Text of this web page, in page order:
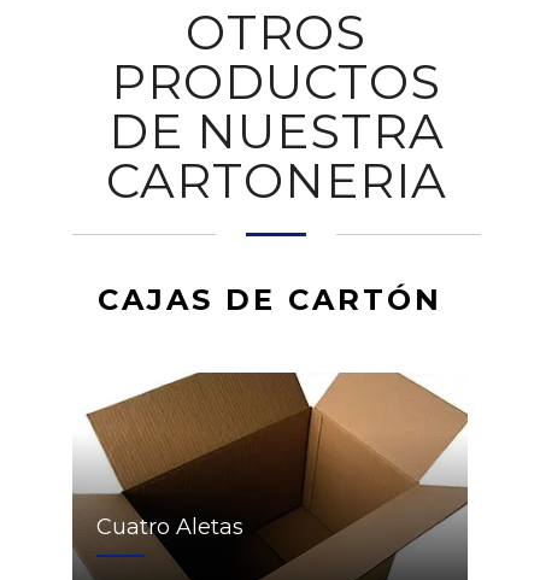
OTROS
PRODUCTOS
DE NUESTRA
CARTONERIA
CAJAS DE CARTÓN
Cuatro Aletas